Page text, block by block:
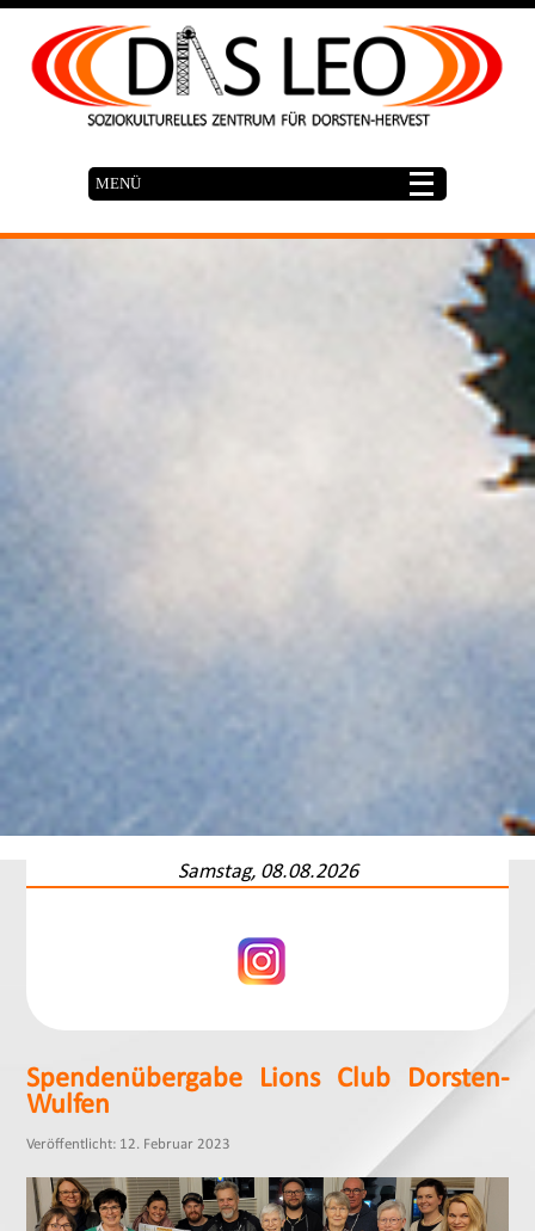
Samstag, 08.08.2026
Spendenübergabe Lions Club Dorsten-
Wulfen
Veröffentlicht: 12. Februar 2023